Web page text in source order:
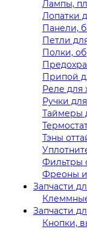
Лампы,
Лопатки
Панели,
Петли
Полки,
Припой
Реле для
Ручки
Таймеры
Тэны
Фильтры
Фреоны и
Запчасти
Запчасти
Кнопки,